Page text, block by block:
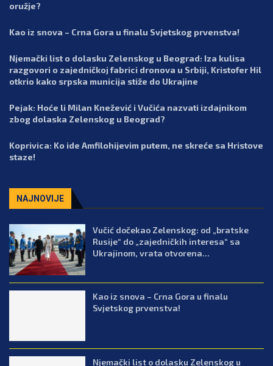
oružje?
Kao iz snova – Crna Gora u finalu Svjetskog prvenstva!
Njemački list o dolasku Zelenskog u Beograd: Iza kulisa
razgovori o zajedničkoj fabrici dronova u Srbiji, Kristofer Hil
otkrio kako srpska municija stiže do Ukrajine
Pejak: Hoće li Milan Knežević i Vučića nazvati izdajnikom
zbog dolaska Zelenskog u Beograd?
Koprivica: Ko ide Amfilohijevim putem, ne skreće sa Hristove
staze!
NAJNOVIJE
Vučić dočekao Zelenskog: od „bratske
Rusije“ do „zajedničkih interesa“ sa
Ukrajinom, vrata otvorena...
Kao iz snova – Crna Gora u finalu
Svjetskog prvenstva!
Njemački list o dolasku Zelenskog u